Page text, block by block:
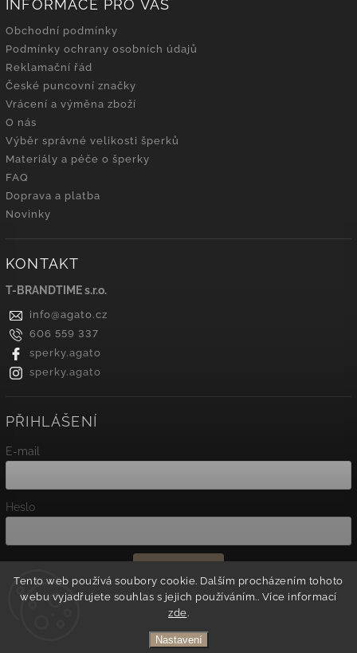
Tento web používá soubory cookie. Dalším procházením tohoto
webu vyjadřujete souhlas s jejich používáním.. Více informací
zde.
Nastavení
INFORMACE PRO VÁS
Obchodní podmínky
Podmínky ochrany osobních údajů
Reklamační řád
České puncovní značky
Vrácení a výměna zboží
O nás
Výběr správné velikosti šperků
Materiály a péče o šperky
FAQ
Doprava a platba
Novinky
KONTAKT
T-BRANDTIME s.r.o.
info@agato.cz
606 559 337
sperky.agato
sperky.agato
PŘIHLÁŠENÍ
E-mail
Heslo
Nová registrace